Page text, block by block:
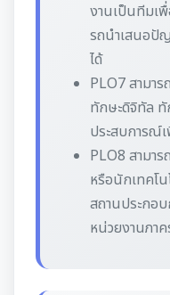
งานเป็นทีมเ
รถนําเสนอปั
ได้
PLO7 สามา
ทักษะดิจิทัล ทั
ประสบการณ์เ
PLO8 สามา
หรือนักเทคโ
สถานประกอ
หน่วยงานภาค